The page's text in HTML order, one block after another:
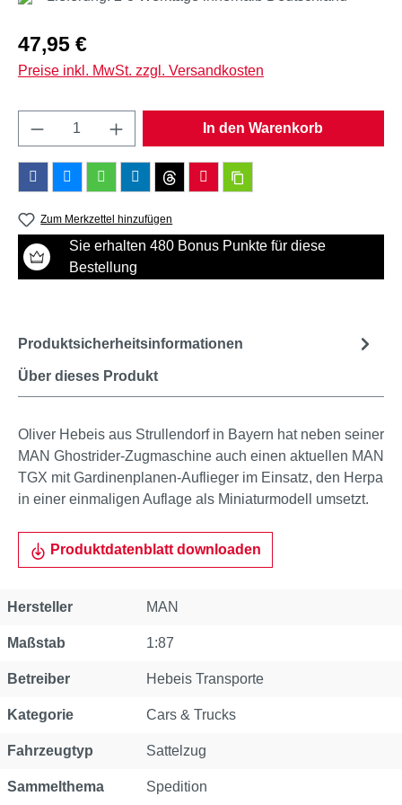
Regulärer Preis:
47,95 €
Preise inkl. MwSt. zzgl. Versandkosten
Produkt Anzahl: Gib den gewünschten
In den Warenkorb
Zum Merkzettel hinzufügen
Sie erhalten 480 Bonus Punkte für diese
Bestellung
Über dieses Produkt
Produktsicherheitsinformationen
Oliver Hebeis aus Strullendorf in Bayern hat neben seiner
MAN Ghostrider-Zugmaschine auch einen aktuellen MAN
TGX mit Gardinenplanen-Auflieger im Einsatz, den Herpa
in einer einmaligen Auflage als Miniaturmodell umsetzt.
Produktdatenblatt downloaden
Eigenschaft
Hersteller MAN
Maßstab 1:87
Betreiber Hebeis Transporte
Kategorie Cars & Trucks
Fahrzeugtyp Sattelzug
Sammelthema Spedition